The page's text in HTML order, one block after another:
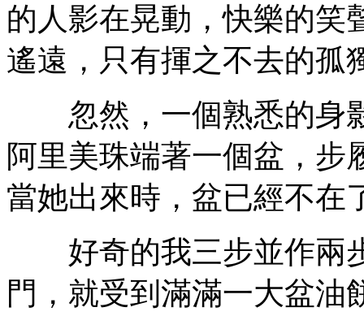
的人影在晃動，快樂的笑
遙遠，只有揮之不去的孤
忽然，一個熟悉的身
阿里美珠端著一個盆，步
當她出來時，盆已經不在
好奇的我三步並作兩
門，就受到滿滿一大盆油